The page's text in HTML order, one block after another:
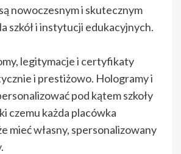
nowoczesnym i skutecznym
szkół i instytucji edukacyjnych.
legitymacje i certyfikaty
i prestiżowo. Hologramy i
pod kątem szkoły
czemu każda placówka
mieć własny, spersonalizowany